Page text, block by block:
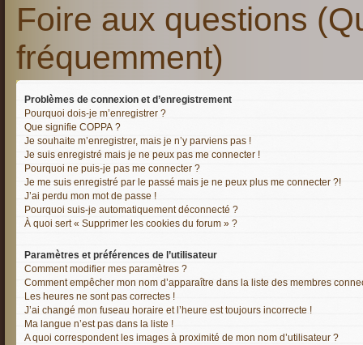
Foire aux questions
fréquemment)
Problèmes de connexion et d’enregistrement
Pourquoi dois-je m’enregistrer ?
Que signifie COPPA ?
Je souhaite m’enregistrer, mais je n’y parviens pas !
Je suis enregistré mais je ne peux pas me connecter !
Pourquoi ne puis-je pas me connecter ?
Je me suis enregistré par le passé mais je ne peux plus me connecter ?!
J’ai perdu mon mot de passe !
Pourquoi suis-je automatiquement déconnecté ?
À quoi sert « Supprimer les cookies du forum » ?
Paramètres et préférences de l’utilisateur
Comment modifier mes paramètres ?
Comment empêcher mon nom d’apparaître dans la liste des membres
Les heures ne sont pas correctes !
J’ai changé mon fuseau horaire et l’heure est toujours incorrecte !
Ma langue n’est pas dans la liste !
A quoi correspondent les images à proximité de mon nom d’utilisateur ?